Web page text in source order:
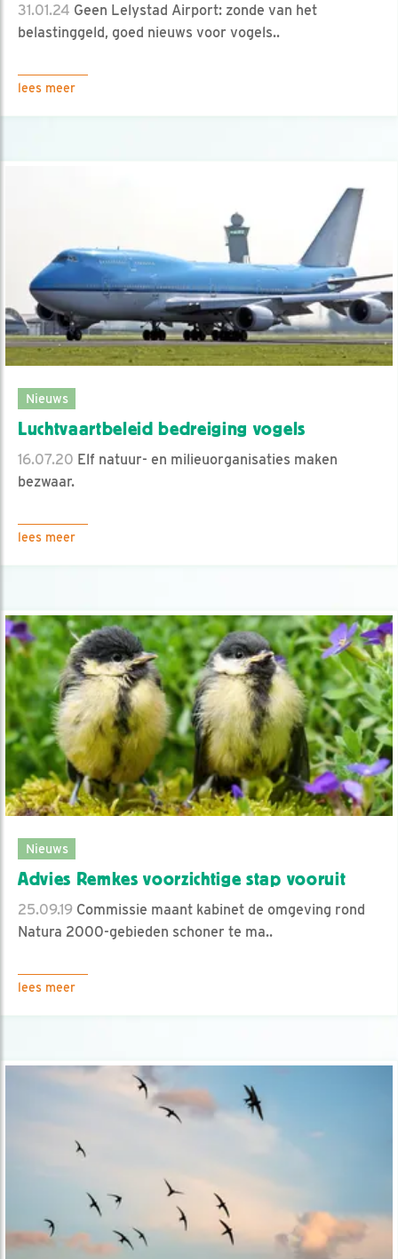
31.01.24 Geen Lelystad Airport: zonde van het
belastinggeld, goed nieuws voor vogels..
lees meer
Nieuws
Luchtvaartbeleid bedreiging vogels
16.07.20 Elf natuur- en milieuorganisaties maken
bezwaar.
lees meer
Nieuws
Advies Remkes voorzichtige stap vooruit
25.09.19 Commissie maant kabinet de omgeving rond
Natura 2000-gebieden schoner te ma..
lees meer